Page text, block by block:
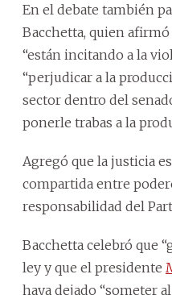
En el debate también
Bacchetta, quien
“están incitando a la
“perjudicar a la
sector dentro del
ponerle trabas a la
Agregó que la justicia
compartida entre
responsabilidad del
Bacchetta celebró que
ley y que el presidente
haya dejado “someter